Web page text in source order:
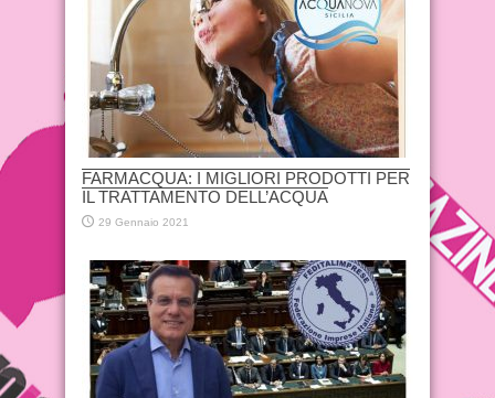
FARMACQUA: I MIGLIORI PRODOTTI PER
IL TRATTAMENTO DELL’ACQUA
29 Gennaio 2021